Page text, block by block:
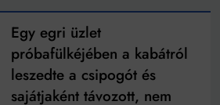
Egy egri üzlet
próbafülkéjében a kabátról
leszedte a csipogót és
sajátjaként távozott, nem